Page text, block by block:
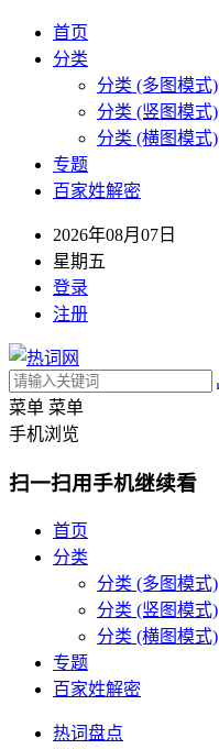
首页
分类
分类 (多图模式)
分类 (竖图模式)
分类 (横图模式)
专题
百家姓解密
2026年08月07日
星期五
登录
注册
菜单 菜单
手机浏览
扫一扫用手机继续看
首页
分类
分类 (多图模式)
分类 (竖图模式)
分类 (横图模式)
专题
百家姓解密
热词盘点